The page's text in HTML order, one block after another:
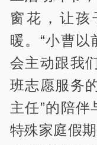
窗花，让孩
暖。“小曹
会主动跟我
班志愿服务
主任”的陪伴
特殊家庭假